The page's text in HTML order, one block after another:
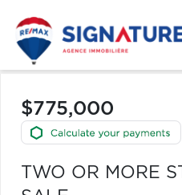
$775,000
TWO OR MORE